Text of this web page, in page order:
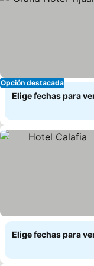
Opción destacada
Elige fechas para
Elige fechas para